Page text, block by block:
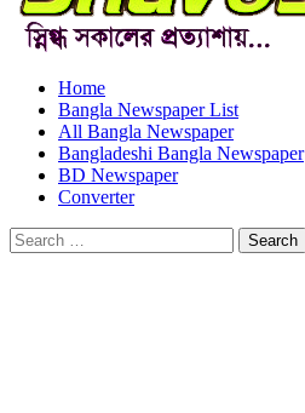
Home
Bangla Newspaper List
All Bangla Newspaper
Bangladeshi Bangla Newspaper
BD Newspaper
Converter
Search
for: